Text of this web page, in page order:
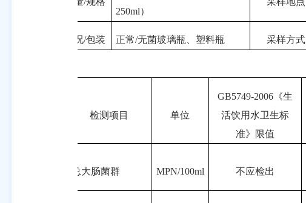
250ml）
样品状况/包装 正常/无菌玻璃瓶、 塑料瓶 采样方式
检测项目 单位
GB5749-2006 《生
活饮用水卫生标
准》限值
总大肠菌群 MPN/100ml 不应检出